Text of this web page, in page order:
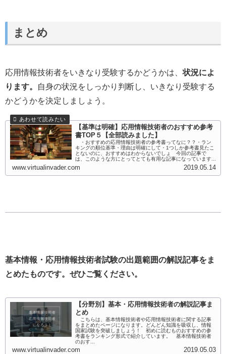
まとめ
応用情報技術者をいきなり受験するかどうかは、状況によ
ります。
自身の状況をしっかり判断し、いきなり受験する
かどうかを決定しましょう。
【基準は明確】応用情報技術者のおすすめ参考
書TOP５【全部読みました】
・おすすめの応用情報技術者の参考書ってなに？？・ラン
キングの順位基準・理由は明確にして・1つしか参考書見たこ
とないのに、おすすめはわからないでしょ 今回の記事で
は、このような方にとってとても有用な記事になっています...
www.virtualinvader.com 2019.05.14
基本情報・応用情報技術者試験の出題範囲の解説記事をま
とめたものです。ぜひご覧ください。
【分野別】基本・応用情報技術者の解説記事ま
とめ
こちらは、基本情報技術者や応用情報技術者に関する記事
をまとめたページになります。どんどん知識を吸収し、情報
国家試験を突破しましょう！ 初めに読むものおすすめの参
考書をランキング形式で紹介しています。 基本情報技術者
のおす...
www.virtualinvader.com 2019.05.03